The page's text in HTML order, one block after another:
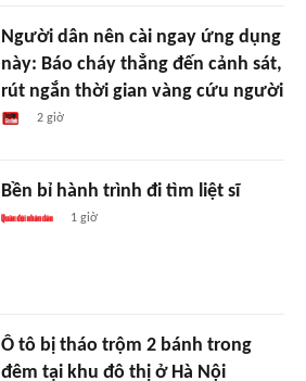
Người dân nên cài ngay ứng dụng
này: Báo cháy thẳng đến cảnh sát,
rút ngắn thời gian vàng cứu người
2 giờ
Bền bỉ hành trình đi tìm liệt sĩ
1 giờ
Ô tô bị tháo trộm 2 bánh trong
đêm tại khu đô thị ở Hà Nội